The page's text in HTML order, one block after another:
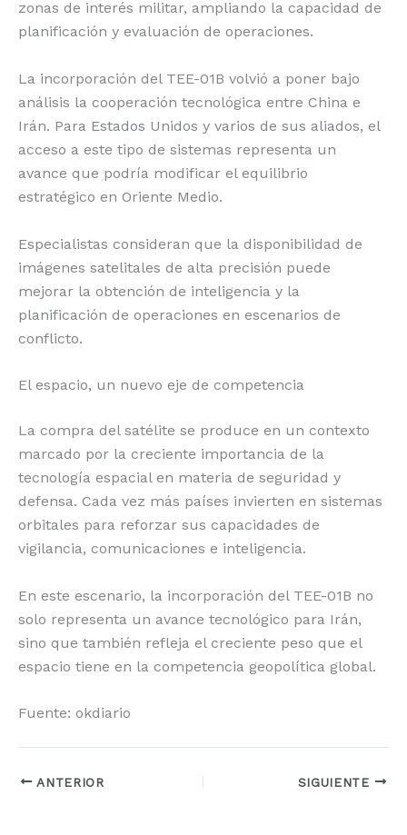
zonas de interés militar, ampliando la capacidad de
planificación y evaluación de operaciones.
La incorporación del TEE-01B volvió a poner bajo
análisis la cooperación tecnológica entre China e
Irán. Para Estados Unidos y varios de sus aliados, el
acceso a este tipo de sistemas representa un
avance que podría modificar el equilibrio
estratégico en Oriente Medio.
Especialistas consideran que la disponibilidad de
imágenes satelitales de alta precisión puede
mejorar la obtención de inteligencia y la
planificación de operaciones en escenarios de
conflicto.
El espacio, un nuevo eje de competencia
La compra del satélite se produce en un contexto
marcado por la creciente importancia de la
tecnología espacial en materia de seguridad y
defensa. Cada vez más países invierten en sistemas
orbitales para reforzar sus capacidades de
vigilancia, comunicaciones e inteligencia.
En este escenario, la incorporación del TEE-01B no
solo representa un avance tecnológico para Irán,
sino que también refleja el creciente peso que el
espacio tiene en la competencia geopolítica global.
Fuente: okdiario
ANTERIOR SIGUIENTE